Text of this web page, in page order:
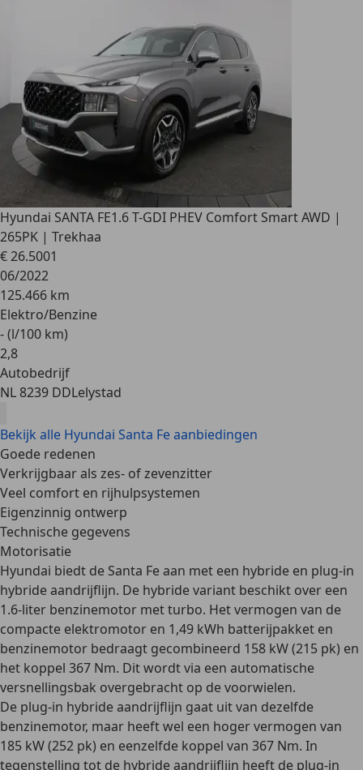
Hyundai SANTA FE1.6 T-GDI PHEV Comfort Smart AWD |
265PK | Trekhaa
€ 26.5001
06/2022
125.466 km
Elektro/Benzine
- (l/100 km)
2,8
Autobedrijf
NL 8239 DDLelystad
Bekijk alle Hyundai Santa Fe aanbiedingen
Goede redenen
Verkrijgbaar als zes- of zevenzitter
Veel comfort en rijhulpsystemen
Eigenzinnig ontwerp
Technische gegevens
Motorisatie
Hyundai biedt de Santa Fe aan met een hybride en plug-in
hybride aandrijflijn. De hybride variant beschikt over een
1.6-liter benzinemotor met turbo. Het vermogen van de
compacte elektromotor en 1,49 kWh batterijpakket en
benzinemotor bedraagt gecombineerd 158 kW (215 pk) en
het koppel 367 Nm. Dit wordt via een automatische
versnellingsbak overgebracht op devoorwielen.
De plug-in hybride aandrijflijn gaat uit van dezelfde
benzinemotor, maar heeft wel een hoger vermogen van
185 kW (252 pk) en eenzelfde koppel van 367 Nm. In
tegenstelling tot de hybride aandrijflijn heeft de plug-in